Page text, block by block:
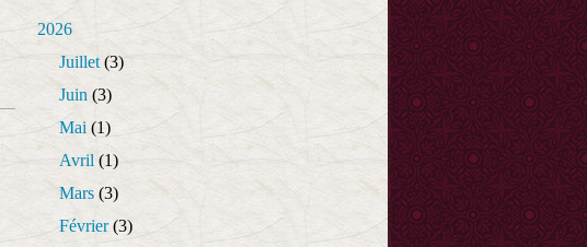
2026
Juillet (3)
Juin (3)
Mai (1)
Avril (1)
Mars (3)
Février(3)